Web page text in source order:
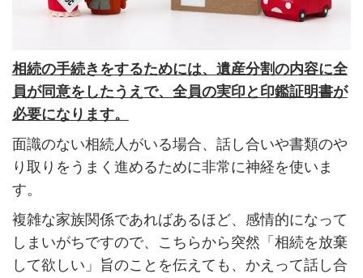
相続の手続きをするためには、遺産分割の内容に全
員が同意をしたうえで、全員の実印と印鑑証明書が
必要になります。
面識のない相続人がいる場合、話し合いや書類のや
り取りをうまく進めるために非常に神経を使いま
す。
複雑な家族関係であればあるほど、感情的になって
しまいがちですので、こちらから突然「相続を放棄
して欲しい」旨のことを伝えても、かえって話し合